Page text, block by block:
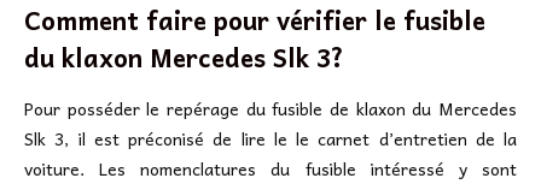
Comment faire pour vérifier le fusible
du klaxon Mercedes Slk 3?
Pour posséder le repérage du fusible de klaxon du Mercedes
Slk 3, il est préconisé de lire le le carnet d’entretien de la
voiture. Les nomenclatures du fusible intéressé y sont